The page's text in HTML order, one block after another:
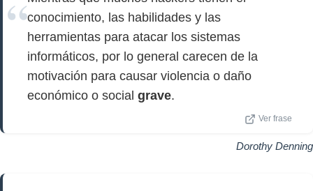
conocimiento, las habilidades y las
herramientas para atacar los sistemas
informáticos, por lo general carecen de la
motivación para causar violencia o daño
económico o social grave.
Ver frase
Dorothy Denning